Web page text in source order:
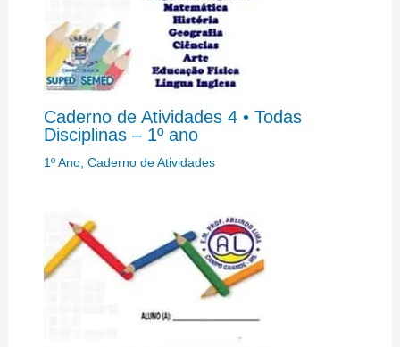
Caderno de Atividades 4 • Todas
Disciplinas – 1º ano
1º Ano, Caderno de Atividades